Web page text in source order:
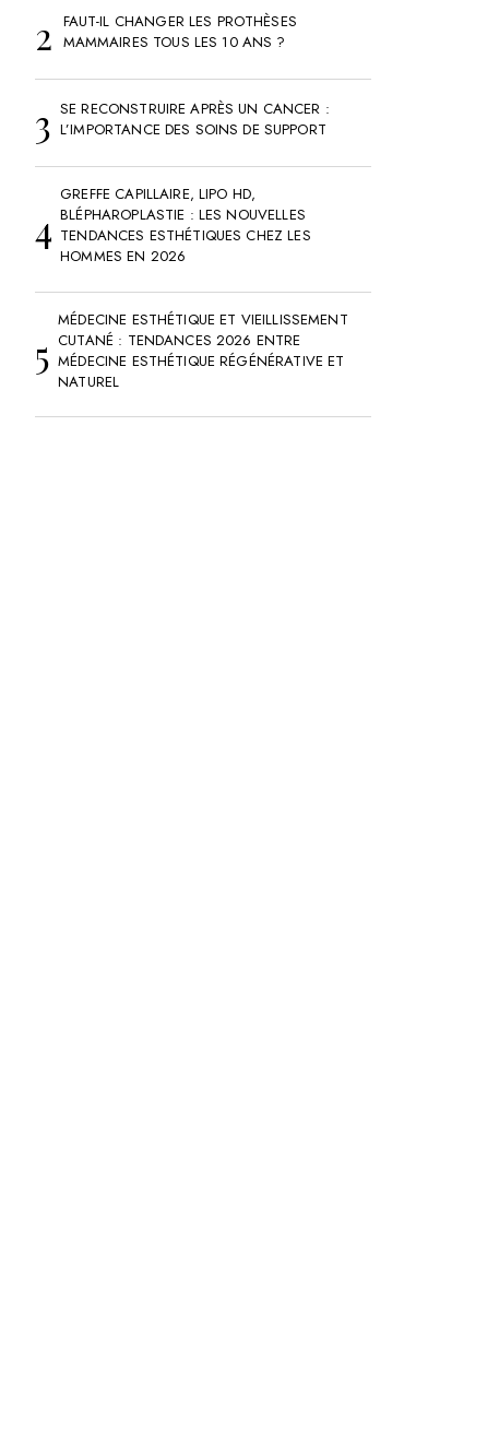
FAUT-IL CHANGER LES PROTHÈSES
MAMMAIRES TOUS LES 10 ANS ?
SE RECONSTRUIRE APRÈS UN CANCER :
L’IMPORTANCE DES SOINS DE SUPPORT
GREFFE CAPILLAIRE, LIPO HD,
BLÉPHAROPLASTIE : LES NOUVELLES
TENDANCES ESTHÉTIQUES CHEZ LES
HOMMES EN 2026
MÉDECINE ESTHÉTIQUE ET VIEILLISSEMENT
CUTANÉ : TENDANCES 2026 ENTRE
MÉDECINE ESTHÉTIQUE RÉGÉNÉRATIVE ET
NATUREL